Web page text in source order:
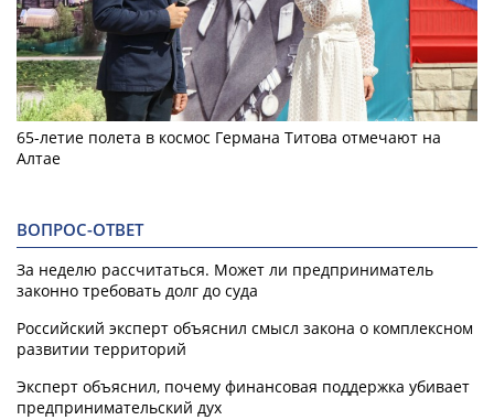
65-летие полета в космос Германа Титова отмечают на
Алтае
ВОПРОС-ОТВЕТ
За неделю рассчитаться. Может ли предприниматель
законно требовать долг до суда
Российский эксперт объяснил смысл закона о комплексном
развитии территорий
Эксперт объяснил, почему финансовая поддержка убивает
предпринимательский дух